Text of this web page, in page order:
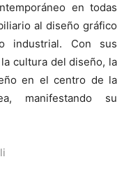
en todas
al diseño gráfico
industrial. Con sus
cultura del diseño, la
en el centro de la
manifestando su